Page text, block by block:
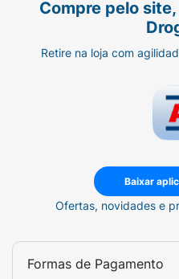
bem e aproveitar!
Compre pelo
Retire na loja com
Baixar
Ofertas, novidades e
Formas de Pagamento